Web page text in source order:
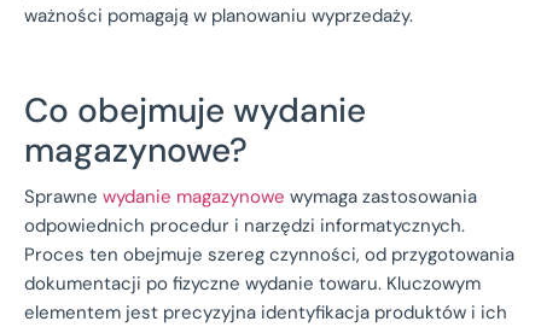
ważności pomagają w planowaniu wyprzedaży.
Co obejmuje wydanie
magazynowe?
Sprawne wydanie magazynowe wymaga zastosowania
odpowiednich procedur i narzędzi informatycznych.
Proces ten obejmuje szereg czynności, od przygotowania
dokumentacji po fizyczne wydanie towaru. Kluczowym
elementem jest precyzyjna identyfikacja produktów i ich